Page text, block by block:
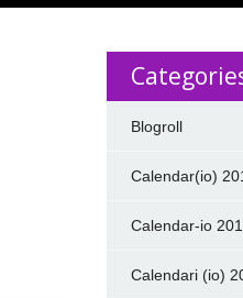
Blogroll
Calendar(io)
Calendar-io
Calendari (io)